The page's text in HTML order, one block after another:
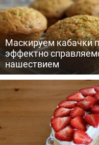
Маскируем кабачки
эффектно
нашествием